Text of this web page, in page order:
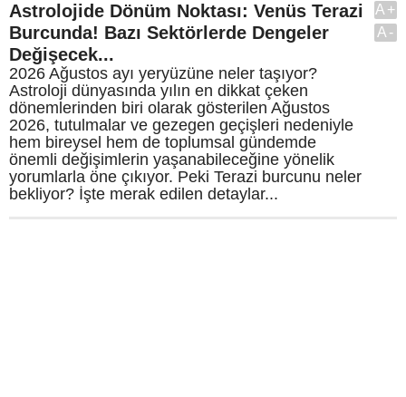
Astrolojide Dönüm Noktası: Venüs Terazi
Burcunda! Bazı Sektörlerde Dengeler
Değişecek...
2026 Ağustos ayı yeryüzüne neler taşıyor?
Astroloji dünyasında yılın en dikkat çeken
dönemlerinden biri olarak gösterilen Ağustos
2026, tutulmalar ve gezegen geçişleri nedeniyle
hem bireysel hem de toplumsal gündemde
önemli değişimlerin yaşanabileceğine yönelik
yorumlarla öne çıkıyor. Peki Terazi burcunu neler
bekliyor? İşte merak edilen detaylar...
A+
A-